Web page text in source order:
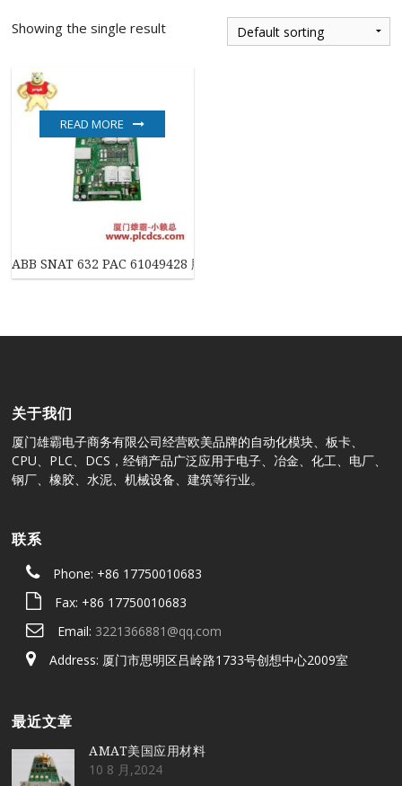
Showing the single result
ABB SNAT 632 PAC 61049428 脉冲放大器板
READ MORE
关于我们
厦门雄霸电子商务有限公司经营欧美品牌的自动化模块、板卡、
CPU、PLC、DCS，经销产品广泛应用于电子、冶金、化工、电厂、
钢厂、橡胶、水泥、机械设备、建筑等行业。
联系
Phone: +86 17750010683
Fax: +86 17750010683
Email: 3221366881@qq.com
Address: 厦门市思明区吕岭路1733号创想中心2009室
最近文章
AMAT美国应用材料
10 8 月,2024